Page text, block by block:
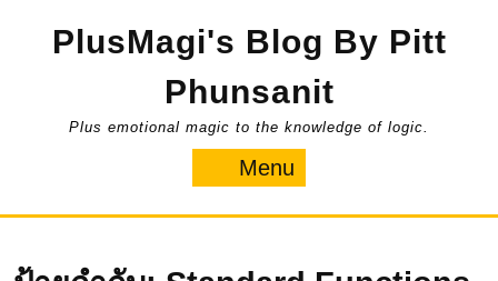
PlusMagi's Blog By Pitt
Phunsanit
Plus emotional magic to the knowledge of logic.
Menu